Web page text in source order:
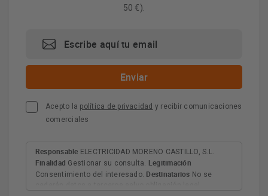
50 €).
Acepto la política de privacidad y recibir comunicaciones
comerciales
Responsable ELECTRICIDAD MORENO CASTILLO, S.L.
Finalidad Gestionar su consulta. Legitimación
Consentimiento del interesado. Destinatarios No se